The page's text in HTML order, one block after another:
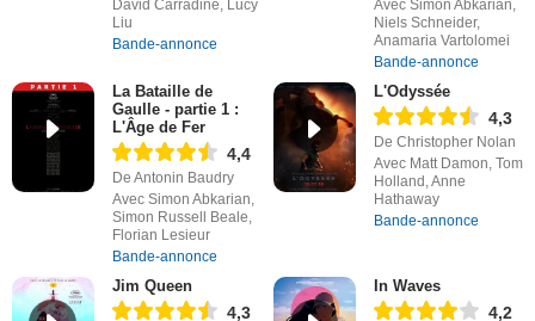
David Carradine, Lucy
Liu
Bande-annonce
Avec Simon Abkarian,
Niels Schneider,
Anamaria Vartolomei
Bande-annonce
La Bataille de
Gaulle - partie 1 :
L'Âge de Fer
4,4
De Antonin Baudry
Avec Simon Abkarian,
Simon Russell Beale,
Florian Lesieur
Bande-annonce
L'Odyssée
4,3
De Christopher Nolan
Avec Matt Damon, Tom
Holland, Anne
Hathaway
Bande-annonce
Jim Queen
4,3
In Waves
4,2